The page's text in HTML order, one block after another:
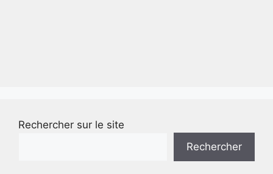
Rechercher sur le site
Rechercher